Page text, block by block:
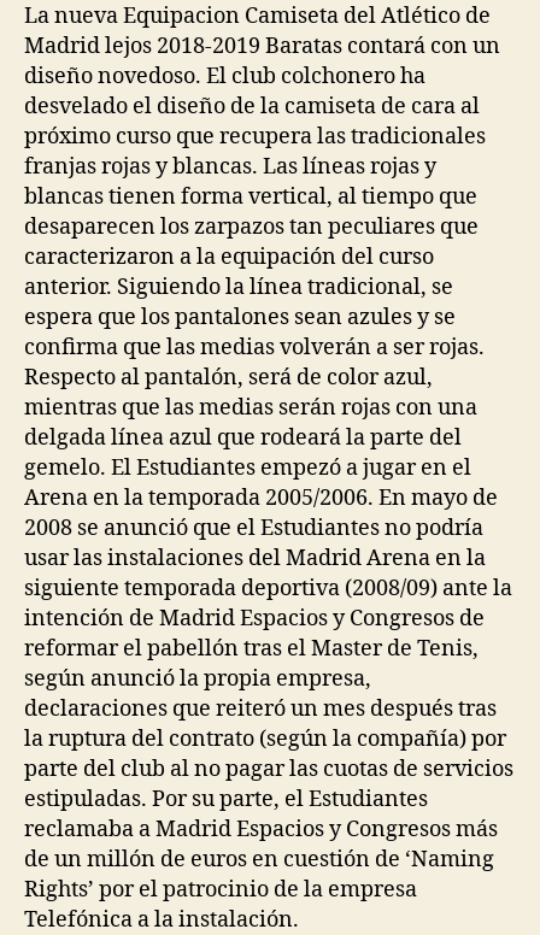
La nueva Equipacion Camiseta del Atlético de
Madrid lejos 2018-2019 Baratas contará con un
diseño novedoso. El club colchonero ha
desvelado el diseño de la camiseta de cara al
próximo curso que recupera las tradicionales
franjas rojas y blancas. Las líneas rojas y
blancas tienen forma vertical, al tiempo que
desaparecen los zarpazos tan peculiares que
caracterizaron a la equipación del curso
anterior. Siguiendo la línea tradicional, se
espera que los pantalones sean azules y se
confirma que las medias volverán a ser rojas.
Respecto al pantalón, será de color azul,
mientras que las medias serán rojas con una
delgada línea azul que rodeará la parte del
gemelo. El Estudiantes empezó a jugar en el
Arena en la temporada 2005/2006. En mayo de
2008 se anunció que el Estudiantes no podría
usar las instalaciones del Madrid Arena en la
siguiente temporada deportiva (2008/09) ante la
intención de Madrid Espacios y Congresos de
reformar el pabellón tras el Master de Tenis,
según anunció la propia empresa,
declaraciones que reiteró un mes después tras
la ruptura del contrato (según la compañía) por
parte del club al no pagar las cuotas de servicios
estipuladas. Por su parte, el Estudiantes
reclamaba a Madrid Espacios y Congresos más
de un millón de euros en cuestión de ‘Naming
Rights’ por el patrocinio de la empresa
Telefónica a la instalación.